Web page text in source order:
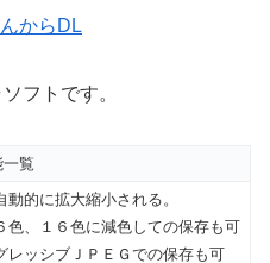
からDL
フトです。
覧
動的に拡大縮小される。
色、１６色に減色しての保存も可
レッシブＪＰＥＧでの保存も可